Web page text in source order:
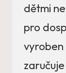
dětmi
pro
vyroben